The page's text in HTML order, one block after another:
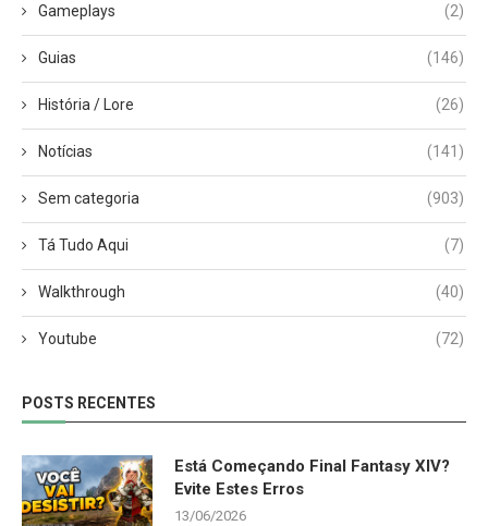
Gameplays (2)
Guias (146)
História / Lore (26)
Notícias (141)
Sem categoria (903)
Tá Tudo Aqui (7)
Walkthrough (40)
Youtube (72)
POSTS RECENTES
Está Começando Final Fantasy XIV?
Evite Estes Erros
13/06/2026